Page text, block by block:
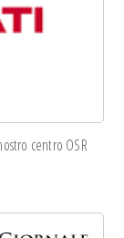
centro OSR